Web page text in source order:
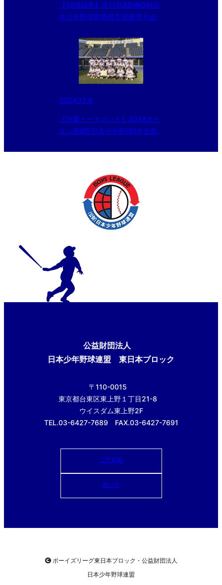
【10/8結果】第12回KENKO杯日
本少年野球群馬県支部秋季大会
2024.12.8
【決勝トーナメント】2024オー
タム第8回日本少年野球1年生群
公益財団法人
日本少年野球連盟 東日本ブロック
〒110-0015
東京都台東区東上野１丁目21-8
ウイスダム東上野2F
TEL.03-6427-7689 FAX.03-6427-7691
ご意見箱
使い方
ボーイズリーグ東日本ブロック・公益財団法人
日本少年野球連盟